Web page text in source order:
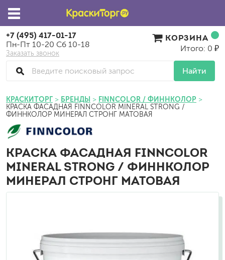
+7 (495) 417-01-17
Пн-Пт 10-20 Сб 10-18
Заказать звонок
Найти
КОРЗИНА
Итого: 0 ₽
КРАСКИТОРГ БРЕНДЫ FINNCOLOR / ФИННКОЛОР
КРАСКА ФАСАДНАЯ FINNCOLOR MINERAL STRONG /
ФИННКОЛОР МИНЕРАЛ СТРОНГ МАТОВАЯ
КРАСКА ФАСАДНАЯ FINNCOLOR
MINERAL STRONG / ФИННКОЛОР
МИНЕРАЛ СТРОНГ МАТОВАЯ